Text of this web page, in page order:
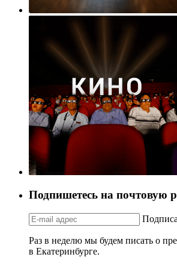
Подпишетесь на почтовую
Раз в неделю мы будем писать о
в Екатеринбурге.